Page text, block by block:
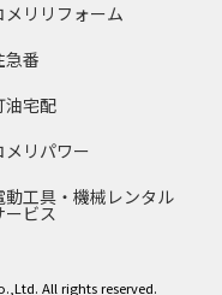
メリリフォーム
急番
油宅配
メリパワー
動工具・機械レンタル
ービス
All rights reserved.